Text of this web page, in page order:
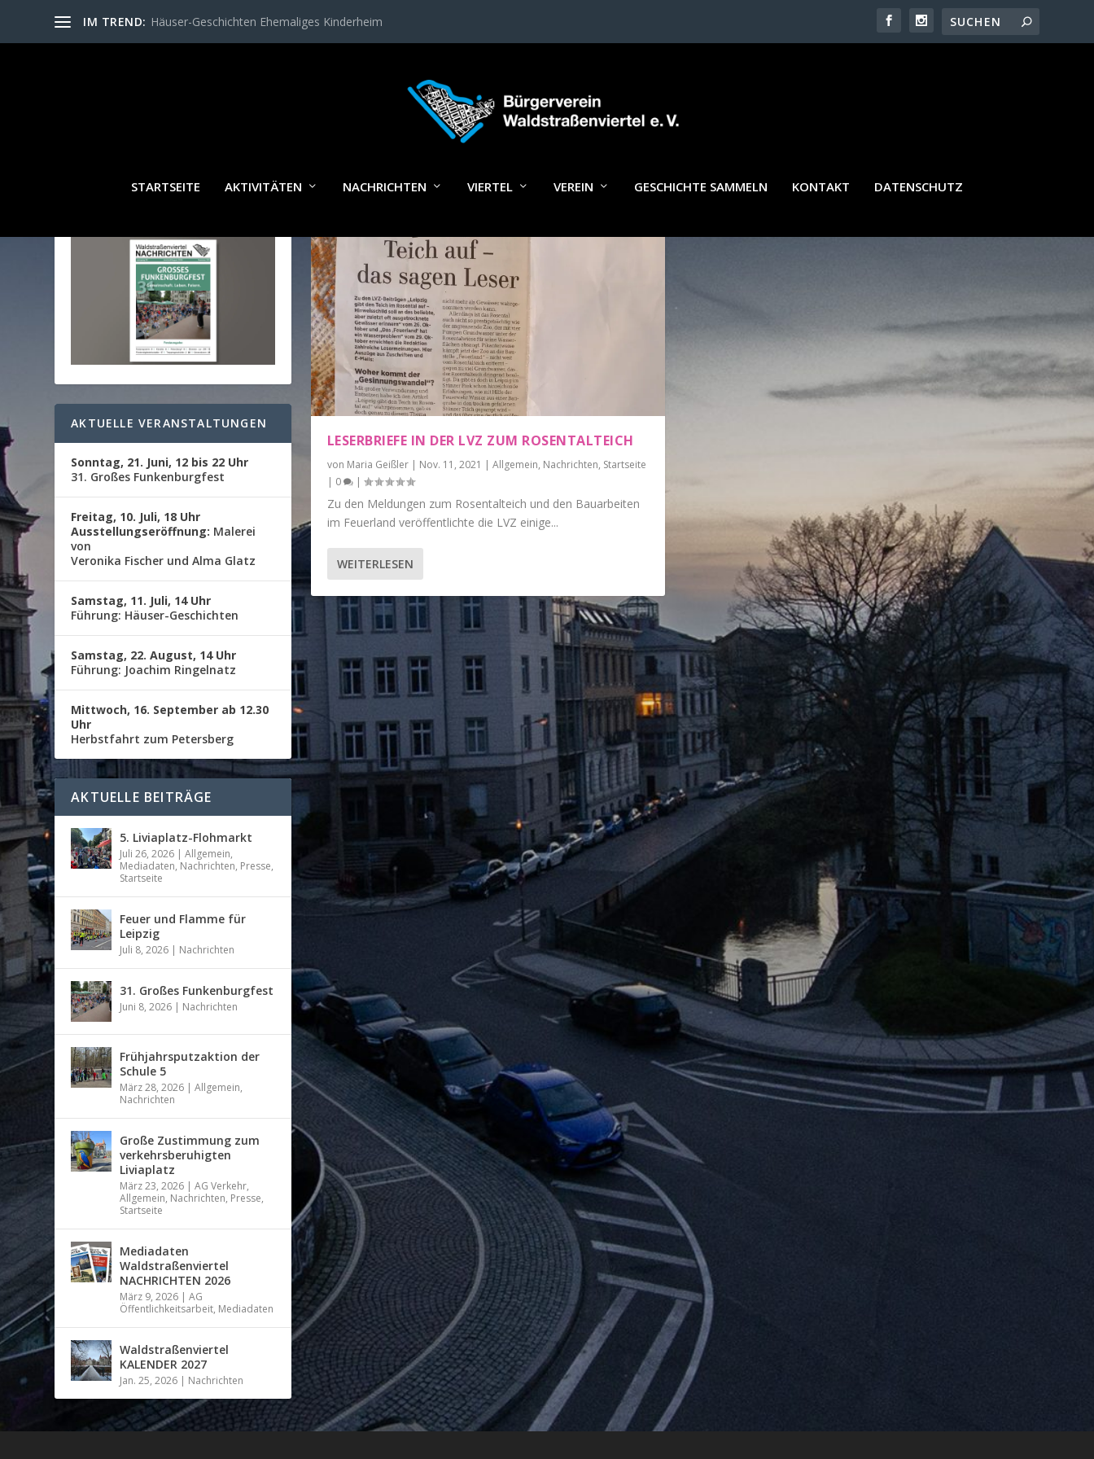
IM TREND: Häuser-Geschichten Ehemaliges Kinderheim
STARTSEITE AKTIVITÄTEN NACHRICHTEN VIERTEL VEREIN GESCHICHTE SAMMELN KONTAKT DATENSCHUTZ
SCHLAGWORT:MITGLIEDER BÜRGERVEREIN WALDSTRASSENVIERTEL
LESERBRIEFE IN DER LVZ ZUM ROSENTALTEICH
von Maria Geißler| Nov. 11, 2021 | Allgemein, Nachrichten, Startseite
| 0 |
Zu den Meldungen zum Rosentalteich und den Bauarbeiten
im Feuerland veröffentlichte die LVZ einige...
WEITERLESEN
WALDSTRASSENVIERTEL N
AKTUELLE VERANSTALTUNGEN
Sonntag, 21. Juni, 12 bis 22 Uhr
31. Großes Funkenburgfest
Freitag, 10. Juli, 18 Uhr
Ausstellungseröffnung: Malerei
von
Veronika Fischer und Alma Glatz
Samstag, 11. Juli, 14 Uhr
Führung: Häuser-Geschichten
Samstag, 22. August, 14 Uhr
Führung: Joachim Ringelnatz
Mittwoch, 16. September ab 12.30
Uhr
Herbstfahrt zum Petersberg
AKTUELLE BEITRÄGE
5. Liviaplatz-Flohmarkt
Juli 26, 2026 |Allgemein,
Mediadaten, Nachrichten, Presse,
Startseite
Feuer und Flamme für
Leipzig
Juli 8, 2026 | Nachrichten
31. Großes Funkenburgfest
Juni 8, 2026 | Nachrichten
Frühjahrsputzaktion der
Schule 5
März 28, 2026 |Allgemein,
Nachrichten
Große Zustimmung zum
verkehrsberuhigten
Liviaplatz
März 23, 2026 |AG Verkehr,
Allgemein, Nachrichten, Presse,
Startseite
Mediadaten
Waldstraßenviertel
NACHRICHTEN 2026
März 9, 2026 |AG
Öffentlichkeitsarbeit, Mediadaten
Waldstraßenviertel
KALENDER 2027
Jan. 25, 2026 | Nachrichten